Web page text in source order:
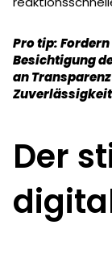
Pro tip:
Besichtigung
an
Der